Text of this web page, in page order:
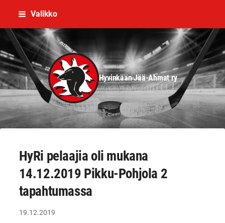
Siirry
sisältöön
Valikko
Hyvinkään Jää-Ahmat ry
HyRi pelaajia oli mukana
14.12.2019 Pikku-Pohjola 2
tapahtumassa
19.12.2019